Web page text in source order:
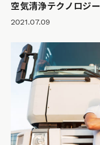
空気清浄テクノロジー
2021.07.09